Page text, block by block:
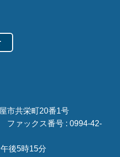
市共栄町20番1号
ファックス番号 : 0994-42-
後5時15分